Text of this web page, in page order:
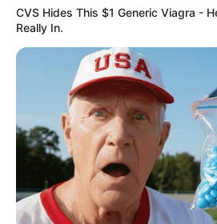
Dementia Begins When A
Sentence!
CVS Hides This $1 Generic Viagra -
Really In.